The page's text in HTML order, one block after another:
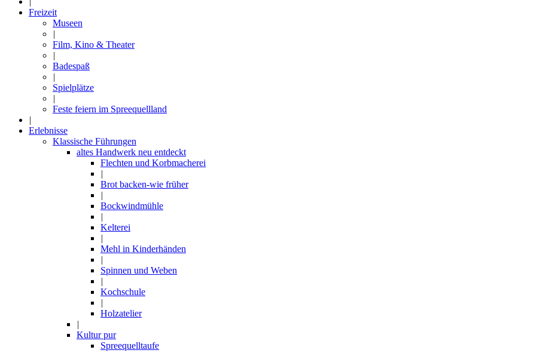
Freizeit
Museen
|
Film, Kino & Theater
|
Badespaß
|
Spielplätze
|
Feste feiern im Spreequellland
|
Erlebnisse
Klassische Führungen
altes Handwerk neu entdeckt
Flechten und Korbmacherei
|
Brot backen-wie früher
|
Bockwindmühle
|
Kelterei
|
Mehl in Kinderhänden
|
Spinnen und Weben
|
Kochschule
|
Holzatelier
|
Kultur pur
Spreequelltaufe